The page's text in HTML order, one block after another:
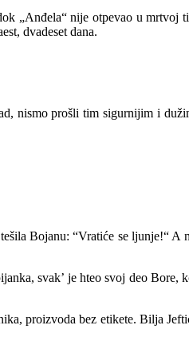
„Anđela“ nije otpevao u mrtvoj
dvadeset dana.
nismo prošli tim sigurnijim i
Bojanu: “Vratiće se ljunje!“ A
svak’ je hteo svoj deo Bore,
proizvoda bez etikete. Bilja